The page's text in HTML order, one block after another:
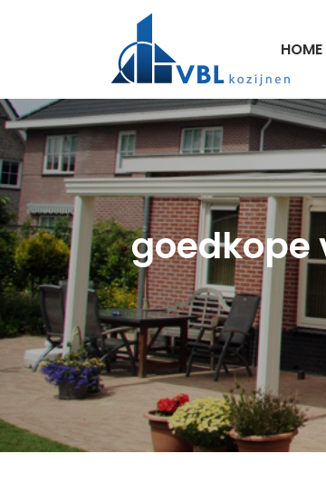
HOME
goedkope